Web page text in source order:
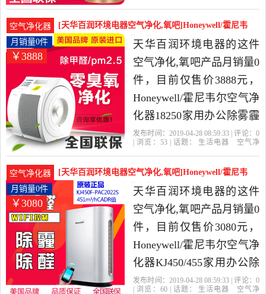
选生活电器当中性价比很
高的空气净化,氧吧，由北
京发货。
空气净化器
[天华百润环境电器空气净化,氧吧]Honeywell/霍尼韦
尔空气净化月销量0件仅售3888元
￥3888
月销量0件
天华百润环境电器的这件
空气净化,氧吧产品月销量0
件，目前仅售价3888元，
Honeywell/霍尼韦尔空气净
化器18250家用办公除雾霾
甲醛PM2.5原装是2019年天
电器当中性价比很高的空
气净化,氧吧，由上海发
货。
发布时间：2019-04-28 08:59:33 | 评论： 0
| 浏览： 53| 话题： 生活电器
空气净
空气净化器
[天华百润环境电器空气净化,氧吧]Honeywell/霍尼韦
尔空气净化月销量0件仅售3080元
￥3080
月销量0件
天华百润环境电器的这件
空气净化,氧吧产品月销量0
件，目前仅售价3080元，
Honeywell/霍尼韦尔空气净
化器KJ450/455家用办公除
甲醛PM2.5雾霾是2019年天
发布时间：2019-04-28 08:59:33 | 评论： 0
| 浏览： 60| 话题： 生活电器
空气净